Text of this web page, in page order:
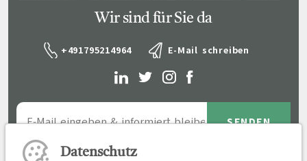
Wir sind für Sie da
+491795214964 E-Mail schreiben
Datenschutz